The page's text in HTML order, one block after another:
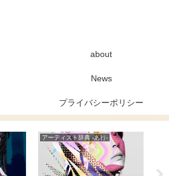
about
News
プライバシーポリシー
アーティスト辞典 -あ行-